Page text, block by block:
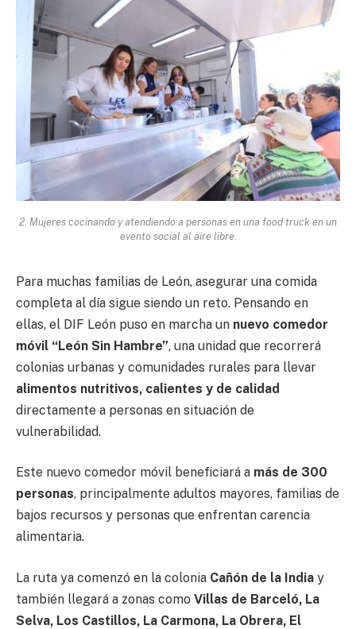
2. Mujeres cocinando y atendiendo a personas en una food truck en un
evento social al aire libre.
Para muchas familias de León, asegurar una comida
completa al día sigue siendo un reto. Pensando en
ellas, el DIF León puso en marcha un nuevo comedor
móvil “León Sin Hambre”, una unidad que recorrerá
colonias urbanas y comunidades rurales para llevar
alimentos nutritivos, calientes y de calidad
directamente a personas en situación de
vulnerabilidad.
Este nuevo comedor móvil beneficiará a más de 300
personas, principalmente adultos mayores, familias de
bajos recursos y personas que enfrentan carencia
alimentaria.
La ruta ya comenzó en la colonia Cañón de la India y
también llegará a zonas como Villas de Barceló, La
Selva, Los Castillos, La Carmona, La Obrera, El